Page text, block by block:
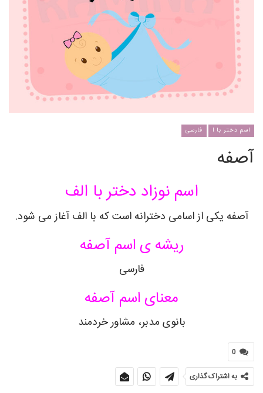
اسم دختر با ا فارسی
آصفه
اسم نوزاد دختر با الف
آصفه یکی از اسامی دخترانه است که با الف آغاز می شود.
ریشه ی اسم آصفه
فارسی
معنای اسم آصفه
بانوی مدبر، مشاور خردمند
0
به اشتراک گذاری